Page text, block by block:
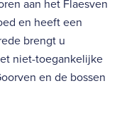
aan het Flaesven
en heeft een
brengt u
niet-toegankelijke
en de bossen